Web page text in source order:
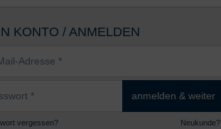
KONTO / ANMELDEN
anmelden & weiter
vergessen? Neukunde?